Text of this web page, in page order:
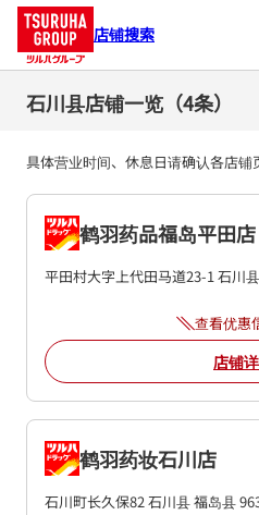
店铺搜索
石川县店铺一览（4条）
具体营业时间、休息日请确认各店铺
鹤羽药品福岛平田店
平田村大字上代田马道23-1石川县
查看优惠
店铺
鹤羽药妆石川店
石川町长久保82石川县福岛县